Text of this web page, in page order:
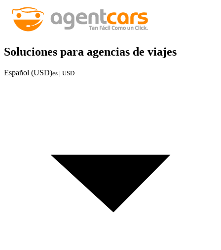
Soluciones para agencias de viajes
Español (USD)es | USD